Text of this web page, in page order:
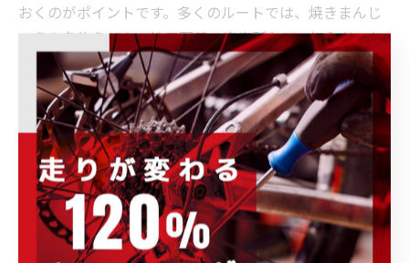
おくのがポイントです。多くのルートでは、焼きまんじ
ゅうや名物うどん、地元野菜の直売所など、初心者でも
立ち寄りやすい店が紹介されています。E-バイクなら、
少し離れた場所でも体力を気にせずアクセスできるのが
魅力です。
また、食事の前後にバッテリー残量を確認し、無理のな
い移動計画を立てることが重要です。グルメ巡りとサイ
クリングを両立させるため、休憩や充電のタイミングを
意識してルートを組み立てましょう。初心者向けのガイ
ドツアーでは、食事スポットを効率よく巡るプランもあ